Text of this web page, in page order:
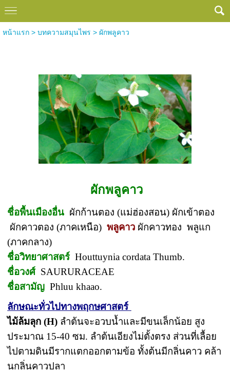
หน้าแรก> บทความสมุนไพร > ผักพลูคาว
ผักพลูคาว
ชื่อพื้นเมืองอื่น ผักก้านตอง (แม่ฮ่องสอน) ผักเข้าตอง
ผักคาวตอง (ภาคเหนือ)พลูคาว ผักคาวทอง พลูแก
(ภาคกลาง)
ชื่อวิทยาศาสตร์ Houttuynia cordata Thumb.
ชื่อวงศ์ SAURURACEAE
ชื่อสามัญ Phluu khaao.
ลักษณะทั่วไปทางพฤกษศาสตร์
ไม้ล้มลุก (H) ลำต้นจะอวบน้ำและมีขนเล็กน้อย สูง
ประมาณ 15-40 ซม. ลำต้นเอียงไม่ตั้งตรง ส่วนที่เลื้อย
ไปตามดินมีรากแตกออกตามข้อ ทั้งต้นมีกลิ่นคาว คล้า
นกลิ่นคาวปลา